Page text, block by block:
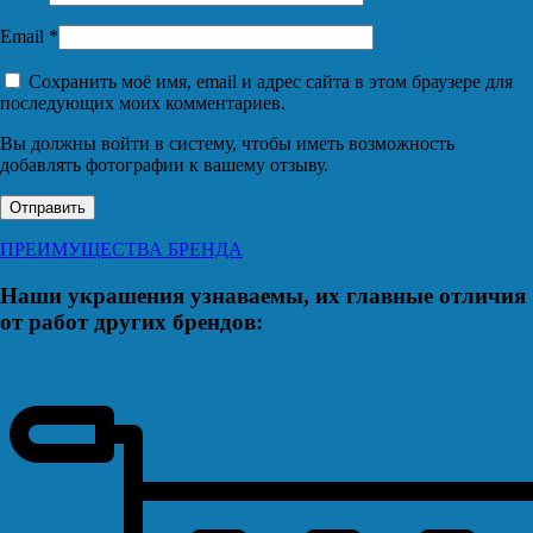
Email *
Сохранить моё имя, email и адрес сайта в этом браузере для
последующих моих комментариев.
Вы должны войти в систему, чтобы иметь возможность
добавлять фотографии к вашему отзыву.
ПРЕИМУЩЕСТВА БРЕНДА
Наши украшения узнаваемы, их главные отличия
от работ других брендов: